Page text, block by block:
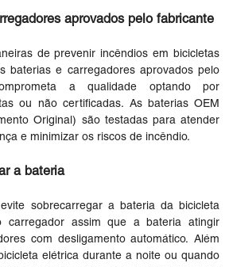
aprovados pelo fabricante
de prevenir incêndios em bicicletas
baterias e carregadores aprovados pelo
a qualidade optando por
ou não certificadas. As baterias OEM
Original) são testadas para atender
e minimizar os riscos de incêndio.
a bateria
sobrecarregar a bateria da bicicleta
carregador assim que a bateria atingir
com desligamento automático. Além
elétrica durante a noite ou quando